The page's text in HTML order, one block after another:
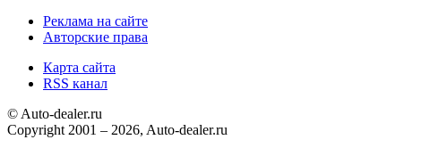
Реклама на сайте
Авторские права
Карта сайта
RSS канал
© Auto-dealer.ru
Copyright 2001 – 2026, Auto-dealer.ru